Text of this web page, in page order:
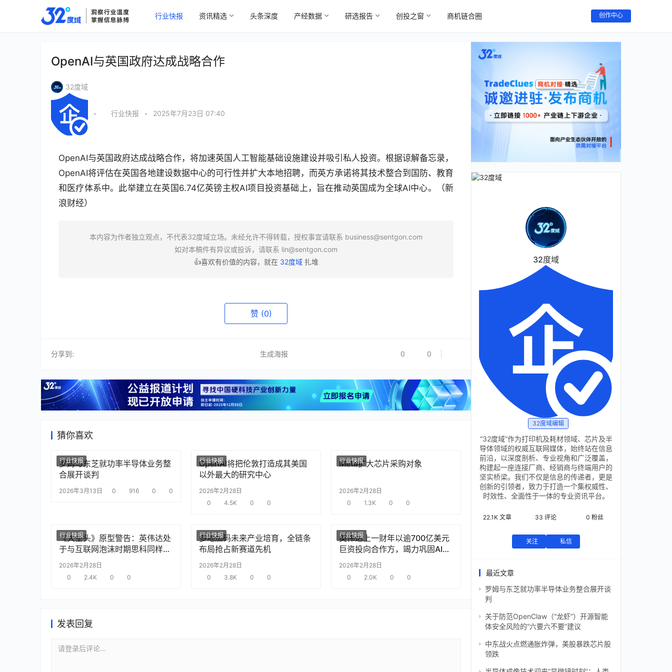
行业快报 资讯精选 头条深度 产经数据 研选报告 创投之窗 商机链合圈 创作中心
OpenAI与英国政府达成战略合作
32度域
• 行业快报 • 2025年7月23日 07:40
OpenAI与英国政府达成战略合作，将加速英国人工智能基础设施建设并吸引私人投资。根据谅解备忘录，
OpenAI将评估在英国各地建设数据中心的可行性并扩大本地招聘，而英方承诺将其技术整合到国防、教育
和医疗体系中。此举建立在英国6.74亿英镑主权AI项目投资基础上，旨在推动英国成为全球AI中心。（新
浪财经）
本内容为作者独立观点，不代表32度域立场。未经允许不得转载，授权事宜请联系 business@sentgon.com
如对本稿件有异议或投诉，请联系 lin@sentgon.com
👍喜欢有价值的内容，就在 32度域扎堆
赞 (0)
分享到: 生成海报 0 0
猜你喜欢
行业快报
罗姆与东芝就功率半导体业务整
合展开谈判
2026年3月13日 0 916 0 0
行业快报
OpenAI将把伦敦打造成其美国
以外最大的研究中心
2026年2月28日
0
4.5K 0 0
行业快报
Meta扩大芯片采购对象
2026年2月28日
0
1.3K 0 0
行业快报
《大空头》原型警告：英伟达处
于与互联网泡沫时期思科同样的
“危险境地”
2026年2月28日
0
2.4K 0 0
行业快报
多地加码未来产业培育，全链条
布局抢占新赛道先机
2026年2月28日
0
3.8K 0 0
行业快报
英伟达上一财年以逾700亿美元
巨资投向合作方，竭力巩固AI芯
片需求
2026年2月28日
0
2.0K 0 0
发表回复
请登录后评论...
32度域
32度域编辑
“32度域”作为打印机及耗材领域、芯片及半
导体领域的权威互联网媒体，始终站在信息
前沿，以深度剖析、专业视角和广泛覆盖，
构建起一座连接厂商、经销商与终端用户的
坚实桥梁。我们不仅是信息的传递者，更是
创新的引领者，致力于打造一个集权威性、
时效性、全面性于一体的专业资讯平台。
22.1K 文章 33 评论 0 粉丝
关注 私信
最近文章
罗姆与东芝就功率半导体业务整合展开谈
判
关于防范OpenClaw（“龙虾”）开源智能
体安全风险的“六要六不要”建议
中东战火点燃通胀炸弹，美股暴跌芯片股
领跌